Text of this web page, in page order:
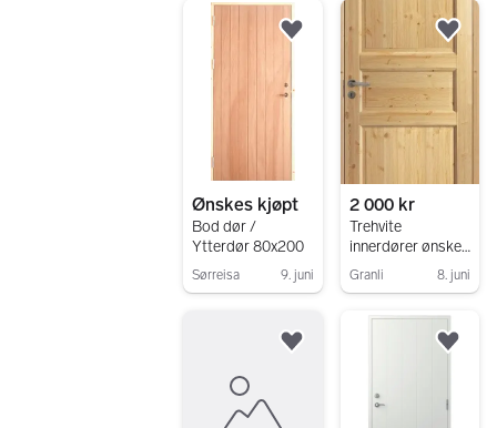
Ønskes kjøpt
Bod dør /
Ytterdør 80x200
Sørreisa 9. juni
Legg til som favoritt.
2 000 kr
Trehvite
innerdører ønskes
kjøpt
Granli 8. juni
Legg til som favoritt.